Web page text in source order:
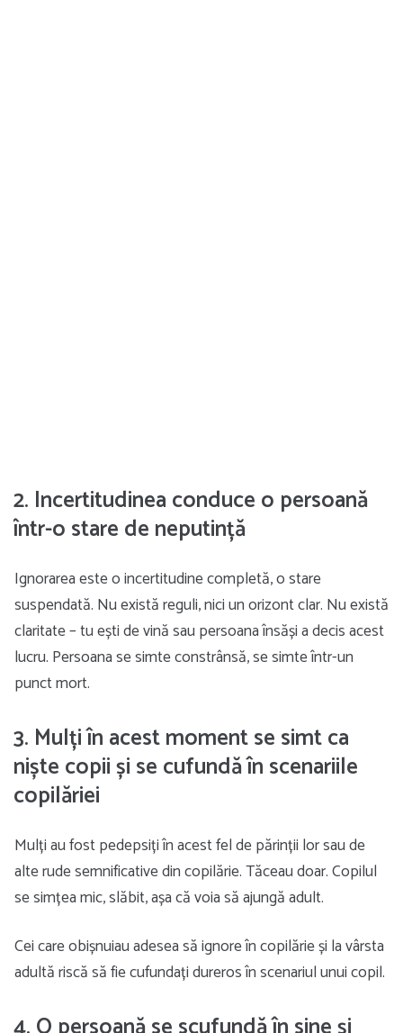
2. Incertitudinea conduce o persoană
într-o stare de neputință
Ignorarea este o incertitudine completă, o stare
suspendată. Nu există reguli, nici un orizont clar. Nu există
claritate – tu ești de vină sau persoana însăși a decis acest
lucru. Persoana se simte constrânsă, se simte într-un
punct mort.
3. Mulți în acest moment se simt ca
niște copii și se cufundă în scenariile
copilăriei
Mulți au fost pedepsiți în acest fel de părinții lor sau de
alte rude semnificative din copilărie. Tăceau doar. Copilul
se simțea mic, slăbit, așa că voia să ajungă adult.
Cei care obișnuiau adesea să ignore în copilărie și la vârsta
adultă riscă să fie cufundați dureros în scenariul unui copil.